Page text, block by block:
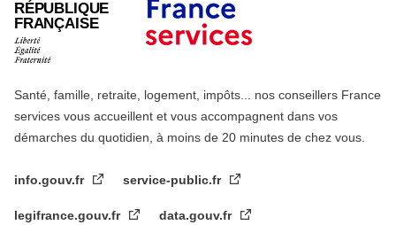
RÉPUBLIQUE
FRANÇAISE
Santé, famille, retraite, logement, impôts... nos conseillers France
services vous accueillent et vous accompagnent dans vos
démarches du quotidien, à moins de 20 minutes de chez vous.
info.gouv.fr service-public.fr
legifrance.gouv.fr data.gouv.fr